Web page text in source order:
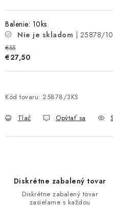
Balenie: 10ks
Nie je skladom
| 25878/
€55
€27,50
Kód tovaru: 25878/3KS
Tlač Opýtať sa
Diskrétne zabalený tovar
Diskrétne zabalený tovar
zasielame s každou